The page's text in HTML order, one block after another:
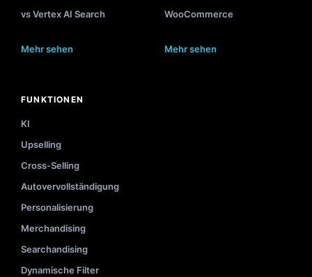
vs Vertex AI Search
Mehr sehen
WooCommerce
Mehr sehen
FUNKTIONEN
KI
Upselling
Cross-Selling
Autovervollständigung
Personalisierung
Merchandising
Searchandising
Dynamische Filter